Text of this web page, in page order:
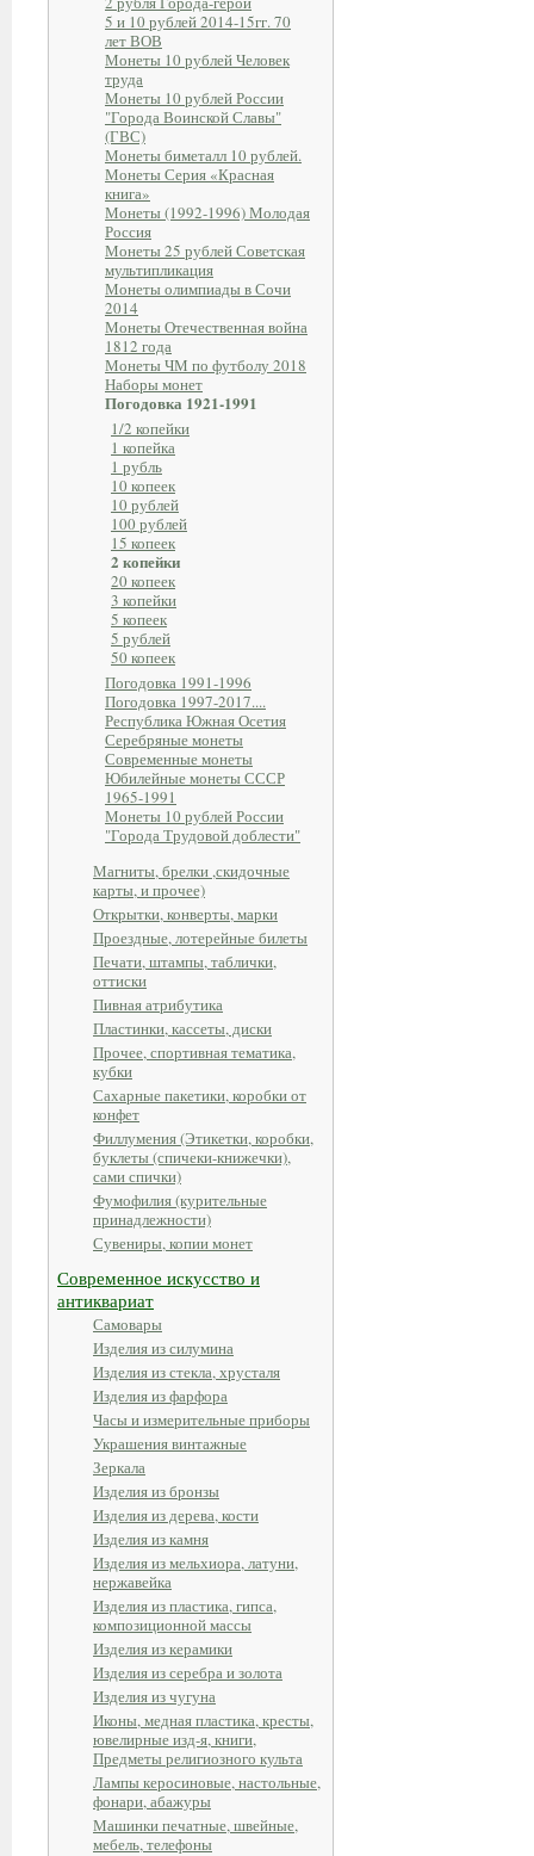
5 и 10 рублей 2014-15гг. 70
лет ВОВ
Монеты 10 рублей Человек
труда
Монеты 10 рублей России
"Города Воинской Славы"
(ГВС)
Монеты биметалл 10 рублей.
Монеты Серия «Красная
книга»
Монеты (1992-1996) Молодая
Россия
Монеты 25 рублей Советская
мультипликация
Монеты олимпиады в Сочи
2014
Монеты Отечественная война
1812 года
Монеты ЧМ по футболу 2018
Наборы монет
Погодовка 1921-1991
1/2 копейки
1 копейка
1 рубль
10 копеек
10 рублей
100 рублей
15 копеек
2 копейки
20 копеек
3 копейки
5 копеек
5 рублей
50 копеек
Погодовка 1991-1996
Погодовка 1997-2017....
Республика Южная Осетия
Серебряные монеты
Современные монеты
Юбилейные монеты СССР
1965-1991
Монеты 10 рублей России
"Города Трудовой доблести"
Магниты, брелки ,скидочные
карты, и прочее)
Открытки, конверты, марки
Проездные, лотерейные билеты
Печати, штампы, таблички,
оттиски
Пивная атрибутика
Пластинки, кассеты, диски
Прочее, спортивная тематика,
кубки
Сахарные пакетики, коробки от
конфет
Филлумения (Этикетки, коробки,
буклеты (спичеки-книжечки),
сами спички)
Фумофилия (курительные
принадлежности)
Сувениры, копии монет
Современное искусство и
антиквариат
Самовары
Изделия из силумина
Изделия из стекла, хрусталя
Изделия из фарфора
Часы и измерительные приборы
Украшения винтажные
Зеркала
Изделия из бронзы
Изделия из дерева, кости
Изделия из камня
Изделия из мельхиора, латуни,
нержавейка
Изделия из пластика, гипса,
композиционной массы
Изделия из керамики
Изделия из серебра и золота
Изделия из чугуна
Иконы, медная пластика, кресты,
ювелирные изд-я, книги,
Предметы религиозного культа
Лампы керосиновые, настольные,
фонари, абажуры
Машинки печатные, швейные,
мебель, телефоны